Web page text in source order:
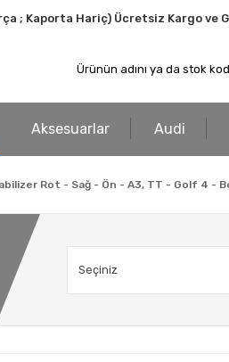
; Kaporta Hariç) Ücretsiz Kargo ve
Aksesuarlar Audi
Rot - Sağ - Ön - A3, TT - Golf 4 -